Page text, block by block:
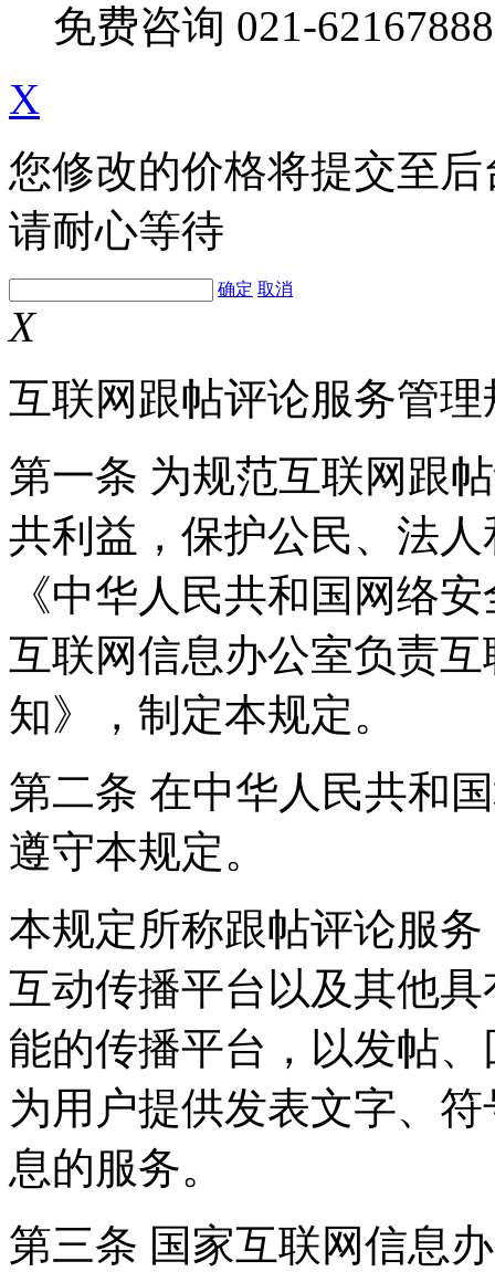
免费咨询 021-62167888
X
您修改的价格将提交至
请耐心等待
确定 取消
X
互联网跟帖评论服务管理
第一条 为规范互联网跟
共利益，保护公民、法
《中华人民共和国网络
互联网信息办公室负责
知》，制定本规定。
第二条 在中华人民共和
遵守本规定。
本规定所称跟帖评论服
互动传播平台以及其他
能的传播平台，以发帖
为用户提供发表文字、
息的服务。
第三条 国家互联网信息